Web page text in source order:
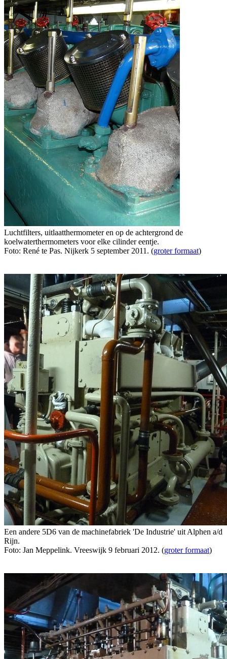
Luchtfilters, uitlaatthermometer en op de achtergrond de
koelwaterthermometers voor elke cilinder eentje.
Foto: René te Pas. Nijkerk 5 september 2011. (groter formaat)
Een andere 5D6 van de machinefabriek 'De Industrie' uit Alphen a/d
Rijn.
Foto: Jan Meppelink. Vreeswijk 9 februari 2012. (groter formaat)